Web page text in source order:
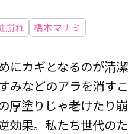
崩れ 橋本マナミ
にカギとなるのが清潔
みなどのアラを消すこ
厚塗りじゃ老けたり崩
効果。私たち世代のた